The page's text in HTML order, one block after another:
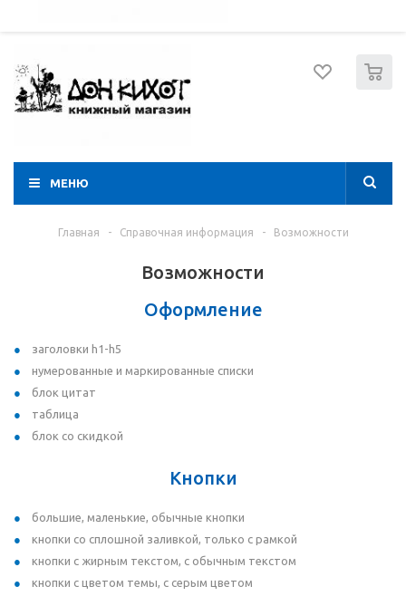
МЕНЮ
Главная - Справочная информация - Возможности
Возможности
Оформление
заголовки h1-h5
нумерованные и маркированные списки
блок цитат
таблица
блок со скидкой
Кнопки
большие, маленькие, обычные кнопки
кнопки со сплошной заливкой, только с рамкой
кнопки с жирным текстом, с обычным текстом
кнопки с цветом темы, с серым цветом